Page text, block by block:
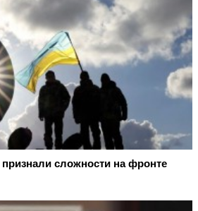
сложности на фронте